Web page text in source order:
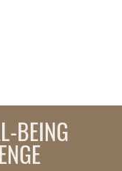
BEING